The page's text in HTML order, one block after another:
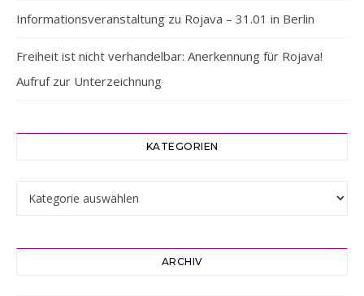
Informationsveranstaltung zu Rojava – 31.01 in Berlin
Freiheit ist nicht verhandelbar: Anerkennung für Rojava!
Aufruf zur Unterzeichnung
KATEGORIEN
ARCHIV